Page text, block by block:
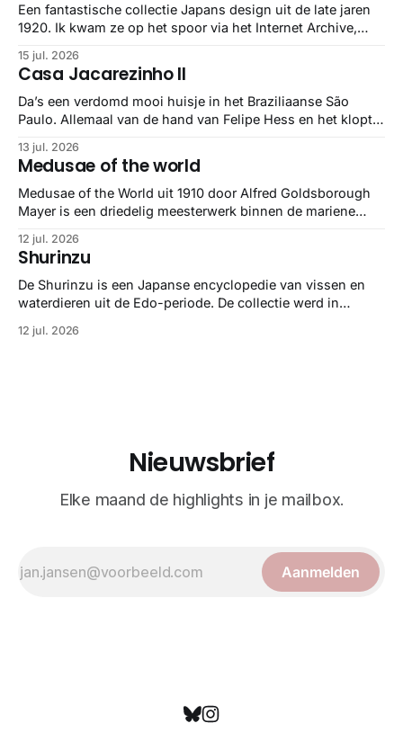
Een fantastische collectie Japans design uit de late jaren
1920. Ik kwam ze op het spoor via het Internet Archive,
gebundeld in een: boek ✨ Daarin hebben ze alle scans een
stuk netter getrokken, maar op deze manier vind ik ze er
minstens
15 jul. 2026
Casa Jacarezinho II
Da’s een verdomd mooi huisje in het Braziliaanse São
Paulo. Allemaal van de hand van Felipe Hess en het klopt
13 jul. 2026
Medusae of the world
Medusae of the World uit 1910 door Alfred Goldsborough
Mayer is een driedelig meesterwerk binnen de mariene
gedetailleerd overzicht van kwallensoorten en hun
taxonomie. Het boek staat bekend om de combinatie van
strikte wetenschap met prachtige, handgetekende
illustraties en kleurendrukplaten van Mayer zelf.
12 jul. 2026
Shurinzu
De Shurinzu is een Japanse encyclopedie van vissen en
waterdieren uit de Edo-periode. De collectie werd in
bekend om verfijnde technieken en bijna driedimensionale
12 jul. 2026
Nieuwsbrief
Elke maand de highlights in je mailbox.
Aanmelden